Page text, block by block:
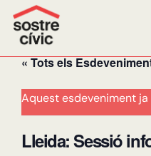
« Tots els
Aquest esdeveniment ja
Lleida: Sessió